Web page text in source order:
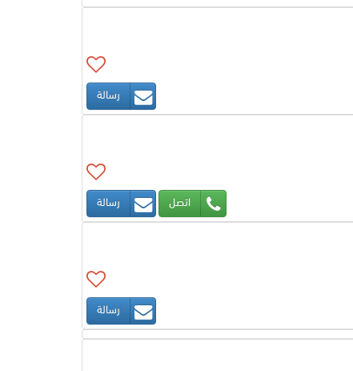
رسالة
اتصل رسالة
رسالة